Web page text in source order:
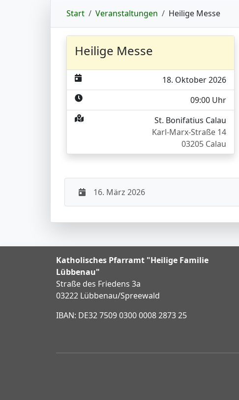
Start Veranstaltungen Heilige Messe
Heilige Messe
18. Oktober 2026
09:00 Uhr
St. Bonifatius Calau
Karl-Marx-Straße 14
03205 Calau
16. März 2026
Katholisches Pfarramt "Heilige Familie
Lübbenau"
Straße des Friedens 3a
03222 Lübbenau/Spreewald
IBAN: DE32 7509 0300 0008 2873 25